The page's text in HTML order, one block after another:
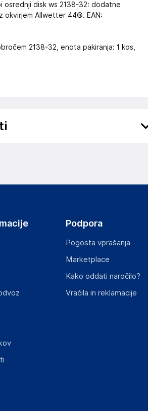
osrednji disk ws 2138-32: dodatne
okvirjem Allwetter 44®. EAN:
2138-32, enota pakiranja: 1 kos,
izdelka z zahtevanimi predpisi.
Podpora
Pogosta vprašanja
Marketplace
Kako oddati naročilo?
Vračila in reklamacije